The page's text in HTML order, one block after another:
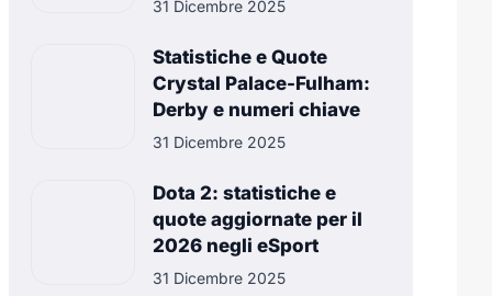
31 Dicembre 2025
Statistiche e Quote
Crystal Palace-Fulham:
Derby e numeri chiave
31 Dicembre 2025
Dota 2: statistiche e
quote aggiornate per il
2026 negli eSport
31 Dicembre 2025